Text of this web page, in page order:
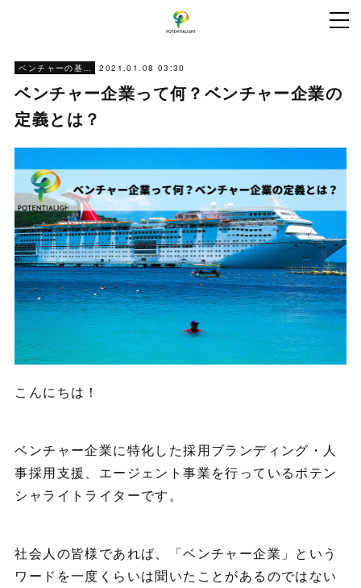
ベンチャーの基本情報 2021.01.08 03:30
ベンチャー企業って何？ベンチャー企業の
定義とは？
こんにちは！
ベンチャー企業に特化した採用ブランディング・人
事採用支援、エージェント事業を行っているポテン
シャライトライターです。
社会人の皆様であれば、「ベンチャー企業」という
ワードを一度くらいは聞いたことがあるのではない